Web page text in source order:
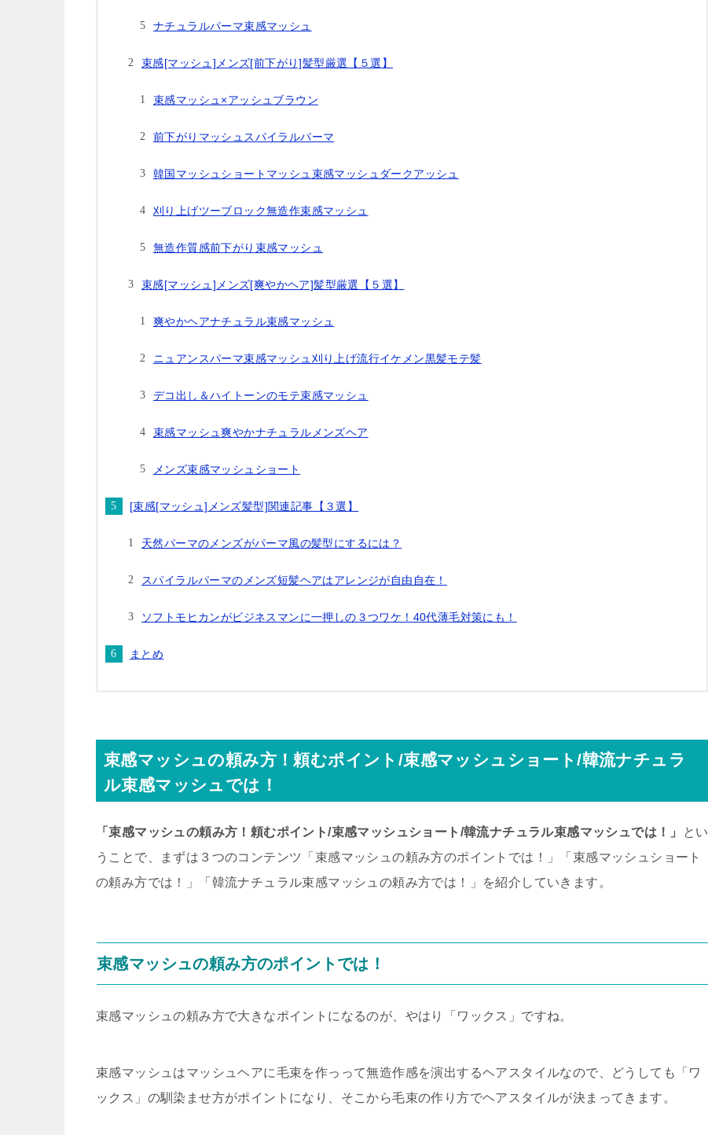
ナチュラルパーマ束感マッシュ
束感[マッシュ]メンズ[前下がり]髪型厳選【５選】
束感マッシュ×アッシュブラウン
前下がりマッシュスパイラルパーマ
韓国マッシュショートマッシュ束感マッシュダークアッシュ
刈り上げツーブロック無造作束感マッシュ
無造作質感前下がり束感マッシュ
束感[マッシュ]メンズ[爽やかヘア]髪型厳選【５選】
爽やかヘアナチュラル束感マッシュ
ニュアンスパーマ束感マッシュ刈り上げ流行イケメン黒髪モテ髪
デコ出し＆ハイトーンのモテ束感マッシュ
束感マッシュ爽やかナチュラルメンズヘア
メンズ束感マッシュショート
[束感[マッシュ]メンズ髪型]関連記事【３選】
天然パーマのメンズがパーマ風の髪型にするには？
スパイラルパーマのメンズ短髪ヘアはアレンジが自由自在！
ソフトモヒカンがビジネスマンに一押しの３つワケ！40代薄毛対策にも！
まとめ
束感マッシュの頼み方！頼むポイント/束感マッシュショート/韓流ナチュラ
ル束感マッシュでは！
「束感マッシュの頼み方！頼むポイント/束感マッシュショート/韓流ナチュラル束感マッシュでは！」
とい
うことで、まずは３つのコンテンツ「束感マッシュの頼み方のポイントでは！」「束感マッシュショート
の頼み方では！」「韓流ナチュラル束感マッシュの頼み方では！」を紹介していきます。
束感マッシュの頼み方のポイントでは！
束感マッシュの頼み方で大きなポイントになるのが、やはり「ワックス」ですね。
束感マッシュはマッシュヘアに毛束を作っって無造作感を演出するヘアスタイルなので、どうしても「ワ
ックス」の馴染ませ方がポイントになり、そこから毛束の作り方でヘアスタイルが決まってきます。